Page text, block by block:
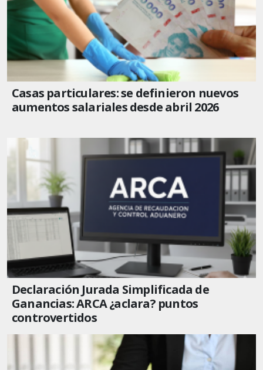
Casas particulares: se definieron nuevos
aumentos salariales desde abril 2026
Declaración Jurada Simplificada de
Ganancias: ARCA ¿aclara? puntos
controvertidos